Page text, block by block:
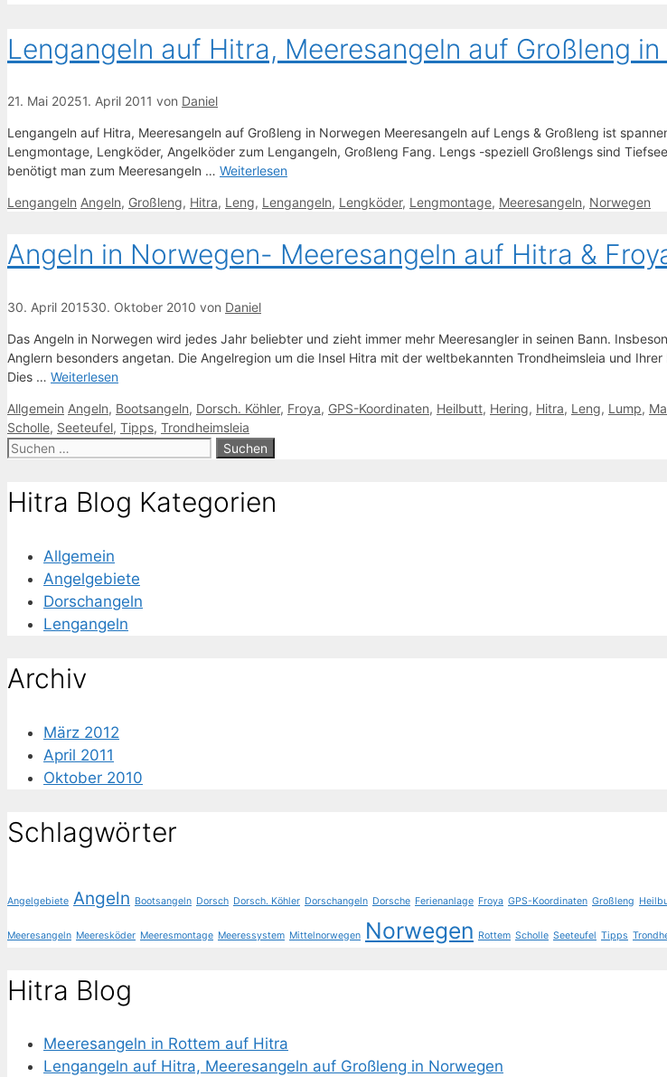
Lengangeln auf Hitra, Meeresangeln auf Großleng
21. Mai 20251. April 2011 von Daniel
Lengangeln auf Hitra, Meeresangeln auf Großleng in Norwegen Meeresangeln auf Lengs & Großleng ist
Lengmontage, Lengköder, Angelköder zum Lengangeln, Großleng Fang. Lengs -speziell Großlengs sind
benötigt man zum Meeresangeln … Weiterlesen
Kategorien
Lengangeln Schlagwörter
Angeln, Großleng, Hitra, Leng, Lengangeln, Lengköder, Lengmontage, Meeresangeln, Norwegen
Angeln in Norwegen- Meeresangeln auf Hitra &
30. April 201530. Oktober 2010 von Daniel
Das Angeln in Norwegen wird jedes Jahr beliebter und zieht immer mehr Meeresangler in seinen Bann.
Anglern besonders angetan. Die Angelregion um die Insel Hitra mit der weltbekannten Trondheimsleia und
Dies … Weiterlesen
Kategorien
Allgemein Schlagwörter
Angeln, Bootsangeln, Dorsch. Köhler, Froya, GPS-Koordinaten, Heilbutt, Hering, Hitra, Leng, Lump,
Scholle, Seeteufel, Tipps, Trondheimsleia
Suche
Hitra Blog Kategorien
Allgemein
Angelgebiete
Dorschangeln
Lengangeln
Archiv
März 2012
April 2011
Oktober 2010
Schlagwörter
Angelgebiete Angeln Bootsangeln Dorsch Dorsch. Köhler Dorschangeln Dorsche Ferienanlage Froya GPS-Koordinaten Großleng
Meeresangeln Meeresköder Meeresmontage Meeressystem Mittelnorwegen Norwegen Rottem Scholle Seeteufel Tipps
Hitra Blog
Meeresangeln in Rottem auf Hitra
Lengangeln auf Hitra, Meeresangeln auf Großleng in Norwegen